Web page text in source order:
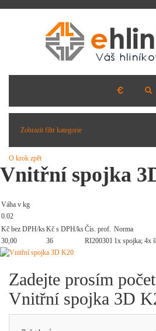
Zobrazit filtr kategorie
O krok zpět
Vnitřní spojka
Váha v kg
0.02
Kč bez DPH/ksKč s DPH/ksČís. prof. Norma
30,00
36 RI200301 1x spojka; 4x
Zadejte prosím
Vnitřní spojka 3D